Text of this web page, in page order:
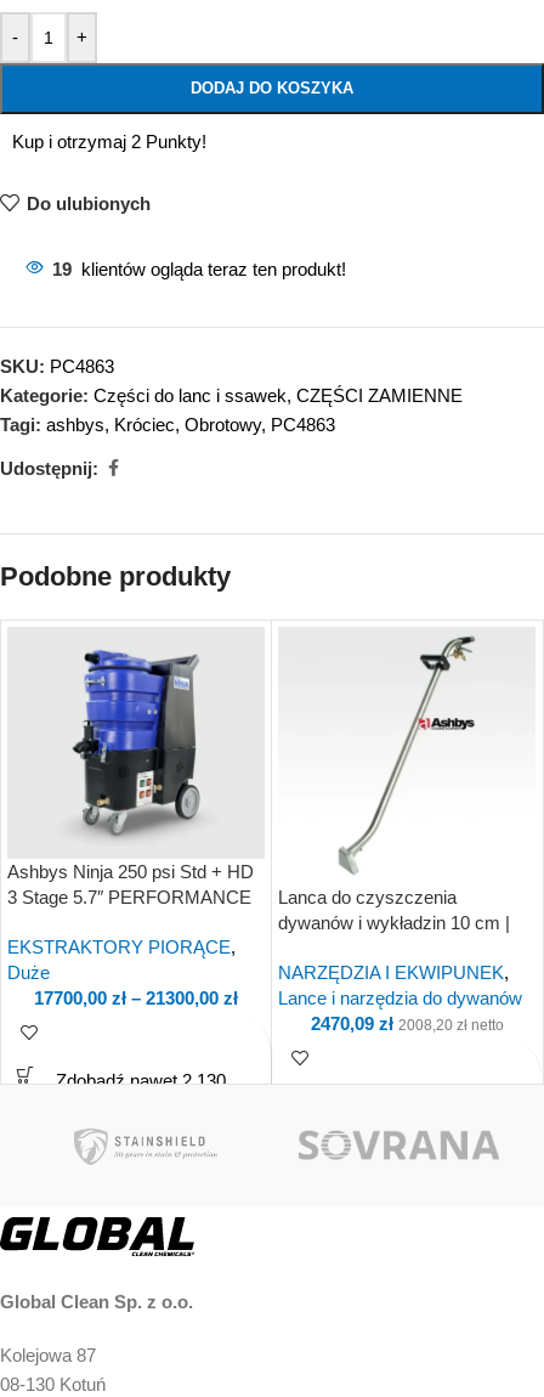
- +
DODAJ DO KOSZYKA
Kup i otrzymaj 2 Punkty!
Do ulubionych
19 klientów ogląda teraz ten produkt!
SKU: PC4863
Kategorie: Części do lanc i ssawek, CZĘŚCI ZAMIENNE
Tagi: ashbys, Króciec, Obrotowy, PC4863
Udostępnij:
Podobne produkty
Ashbys Ninja 250 psi Std + HD
3 Stage 5.7″ PERFORMANCE
EKSTRAKTORY PIORĄCE,
Duże
17700,00 zł – 21300,00 zł
Zdobądź nawet 2 130
Lanca do czyszczenia
dywanów i wykładzin 10 cm |
NARZĘDZIA I EKWIPUNEK,
Lance i narzędzia do dywanów
2470,09 zł 2008,20 złnetto
Punkty!
Global Clean Sp. z o.o.
Kolejowa 87
08-130 Kotuń